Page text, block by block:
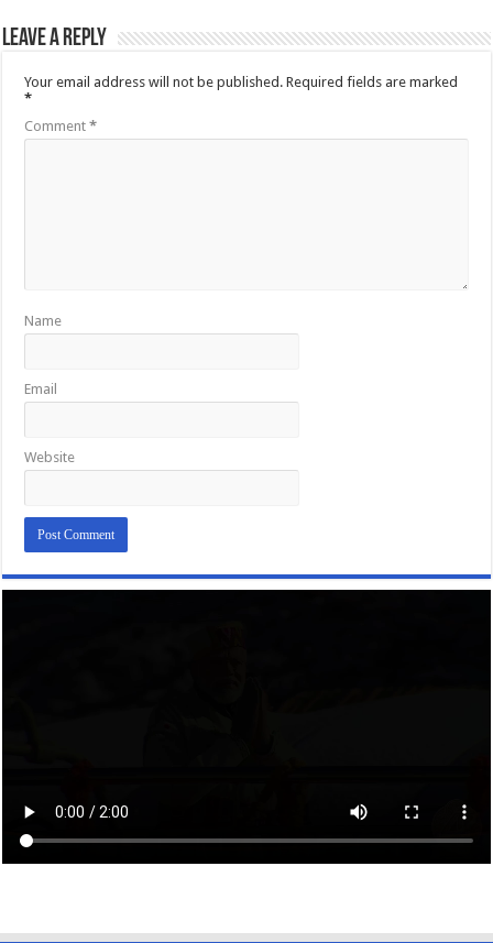
Leave a Reply
Your email address will not be published. Required fields are marked
*
Comment*
Name
Email
Website